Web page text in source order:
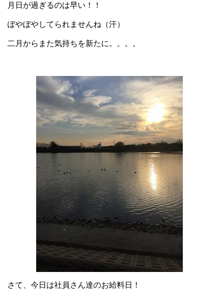
月日が過ぎるのは早い！！
ぼやぼやしてられませんね（汗）
二月からまた気持ちを新たに。。。。
さて、今日は社員さん達のお給料日！